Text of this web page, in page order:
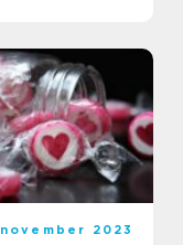
2023